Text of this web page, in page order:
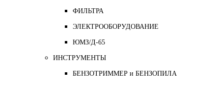
ФИЛЬТРА
ЭЛЕКТРООБОРУДОВАНИЕ
ЮМЗ/Д-65
ИНСТРУМЕНТЫ
БЕНЗОТРИММЕР и БЕНЗОПИЛА